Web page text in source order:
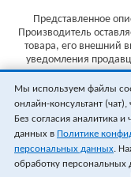
Представленное
Производитель
товара, его внешний
уведомления
Указанные цены не
Стоимость и
Мы используем файлы
онлайн-консультант
Без согласия аналитика
данных в Политике
персональных данных.
обработку персональных